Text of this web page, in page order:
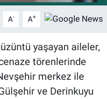
A- A+
yaşayan aileler,
törenlerinde
merkez ile
ve Derinkuyu